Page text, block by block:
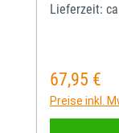
Lieferzeit:
Regulärer
67,95 €
Preise inkl.